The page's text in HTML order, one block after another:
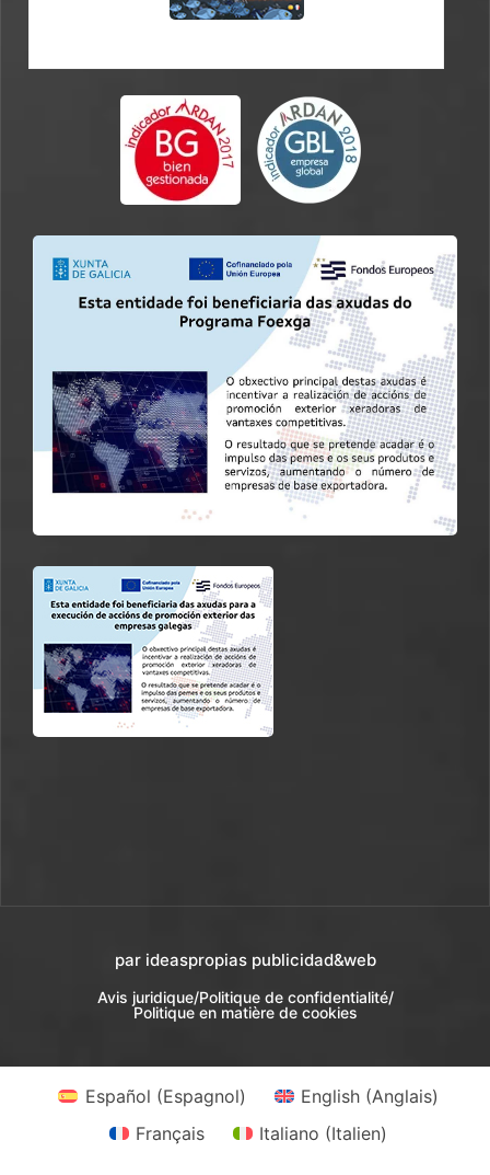
par ideaspropias publicidad&web
Avis juridique/Politique de confidentialité/
Politique en matière de cookies
Español (Espagnol) English(Anglais)
Français
Italiano (Italien)